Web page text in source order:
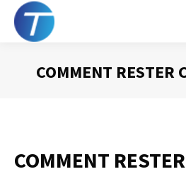
COMMENT RESTER
COMMENT